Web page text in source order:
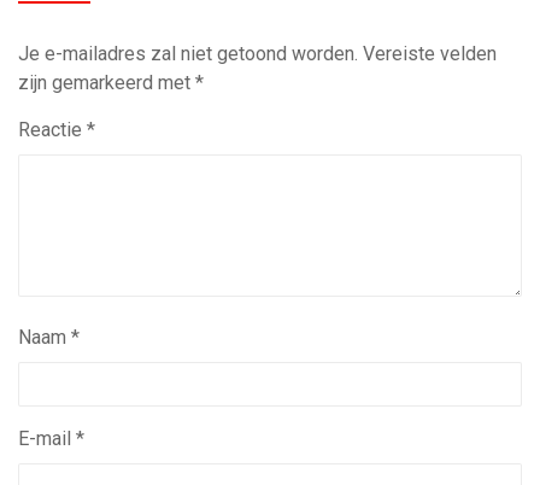
Je e-mailadres zal niet getoond worden. Vereiste velden
zijn gemarkeerd met *
Reactie *
Naam *
E-mail *